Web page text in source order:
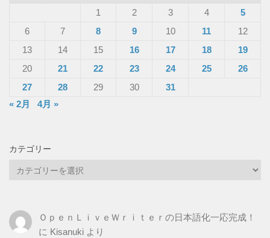
1
2 3 4
5
6
7 8 9 10 11
12
13
14 15 16 17 18
19
20
21 22 23 24 25
26
27
28 29 30
31
« 2月
4月 »
カテゴリー
リ
ー
ＯｐｅｎＬｉｖｅＷｒｉｔｅｒの日本語化一応完成！
に Kisanukiより